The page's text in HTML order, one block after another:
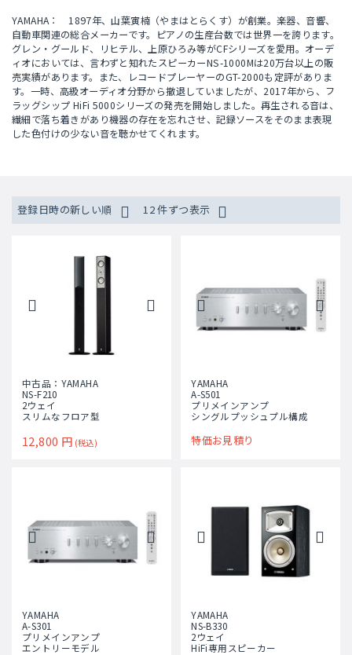
YAMAHA： 1897年、山葉寅楠（やまはとらくす）が創業。楽器、音響、
自動車関連の総合メーカーです。ピアノの生産台数では世界一を誇ります。
グレン・グールド、リヒテル、上原ひろみ等がCFシリーズを愛用。オーデ
ィオにおいては、言わずと知れたスピーカーNS-1000Mは20万台以上の販
売実績があります。また、レコードプレーヤーのGT-2000も定評がありま
す。一時、高級オーディオ分野から撤退していましたが、2017年から、フ
ラッグシップ HiFi 5000シリーズの発売を開始しました。再生される音は、
繊細で落ち着きがあり機器の存在を忘れさせ、記録ソースをそのまま表現
した色付けの少ない音を聴かせてくれます。
登録日時の新しい順 12 件ずつ表示
中古品：YAMAHA
NS-F210
2ウェイ
スリムなフロア型
12,800 円 (税込)
YAMAHA
A-S501
プリメインアンプ
シングルプッシュプル構成
特価お見積り
YAMAHA
A-S301
プリメインアンプ
エントリーモデル
YAMAHA
NS-B330
2ウェイ
HiFi専用スピーカー